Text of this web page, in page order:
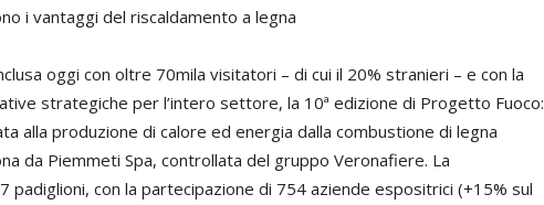
i vantaggi del riscaldamento a legna
oggi con oltre 70mila visitatori – di cui il 20% stranieri – e con la
strategiche per l’intero settore, la 10ª edizione di Progetto Fuoco:
alla produzione di calore ed energia dalla combustione di legna
da Piemmeti Spa, controllata del gruppo Veronafiere. La
padiglioni, con la partecipazione di 754 aziende espositrici (+15% sul